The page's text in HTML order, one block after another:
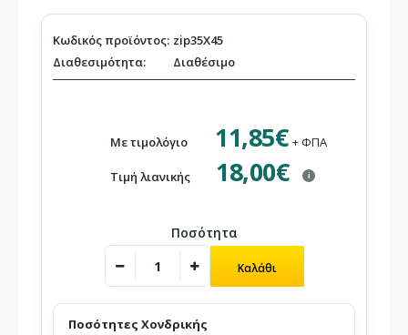
Κωδικός προϊόντος: zip35X45
Διαθεσιμότητα:
Διαθέσιμο
Με τιμολόγιο 11,85€ + ΦΠΑ
Τιμή λιανικής 18,00€ i
Ποσότητα
Ποσότητες Χονδρικής